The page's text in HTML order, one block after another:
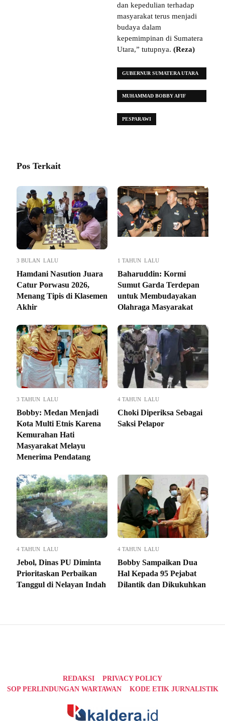
dan kepedulian terhadap
masyarakat terus menjadi
budaya dalam
kepemimpinan di Sumatera
Utara,” tutupnya. (Reza)
GUBERNUR SUMATERA UTARA
MUHAMMAD BOBBY AFIF
PESPARAWI
Pos Terkait
3 BULAN LALU
Hamdani Nasution Juara
Catur Porwasu 2026,
Menang Tipis di Klasemen
Akhir
1 TAHUN LALU
Baharuddin: Kormi
Sumut Garda Terdepan
untuk Membudayakan
Olahraga Masyarakat
3 TAHUN LALU
Bobby: Medan Menjadi
Kota Multi Etnis Karena
Kemurahan Hati
Masyarakat Melayu
Menerima Pendatang
4 TAHUN LALU
Choki Diperiksa Sebagai
Saksi Pelapor
4 TAHUN LALU
Jebol, Dinas PU Diminta
Prioritaskan Perbaikan
Tanggul di Nelayan Indah
4 TAHUN LALU
Bobby Sampaikan Dua
Hal Kepada 95 Pejabat
Dilantik dan Dikukuhkan
REDAKSI
PRIVACY POLICY
SOP PERLINDUNGAN WARTAWAN
KODE ETIK JURNALISTIK